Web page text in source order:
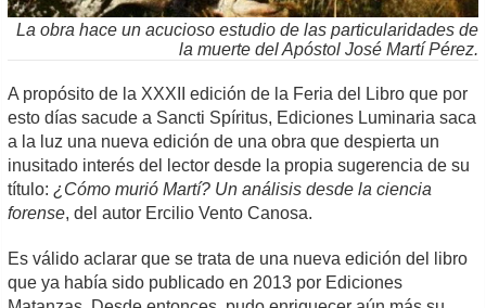
La obra hace un acucioso estudio de las particularidades de
la muerte del Apóstol José Martí Pérez.
A propósito de la XXXII edición de la Feria del Libro que por
esto días sacude a Sancti Spíritus, Ediciones Luminaria saca
a la luz una nueva edición de una obra que despierta un
inusitado interés del lector desde la propia sugerencia de su
título:¿Cómo murió Martí? Un análisis desde la ciencia
forense, del autor Ercilio Vento Canosa.
Es válido aclarar que se trata de una nueva edición del libro
que ya había sido publicado en 2013 por Ediciones